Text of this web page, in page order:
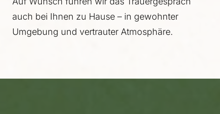
auch bei Ihnen zu Hause – in gewohnter
Umgebung und vertrauter Atmosphäre.